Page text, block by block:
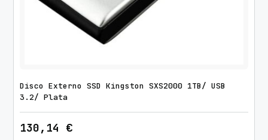
Disco Externo SSD Kingston SXS2000 1TB/ USB
3.2/ Plata
130,14 €